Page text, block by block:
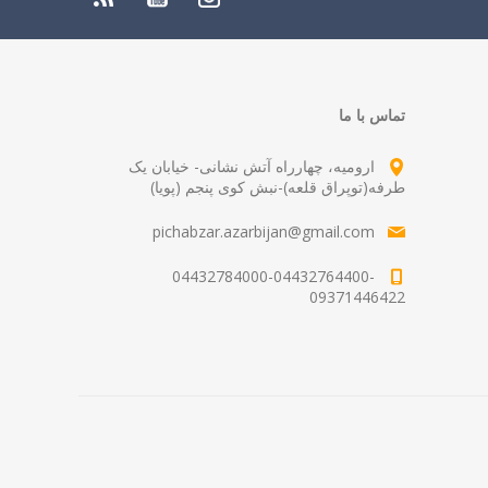
تماس با ما
ارومیه، چهارراه آتش نشانی- خیابان یک
طرفه(توپراق قلعه)-نبش کوی پنجم (پویا)
pichabzar.azarbijan@gmail.com
04432784000-04432764400-
09371446422